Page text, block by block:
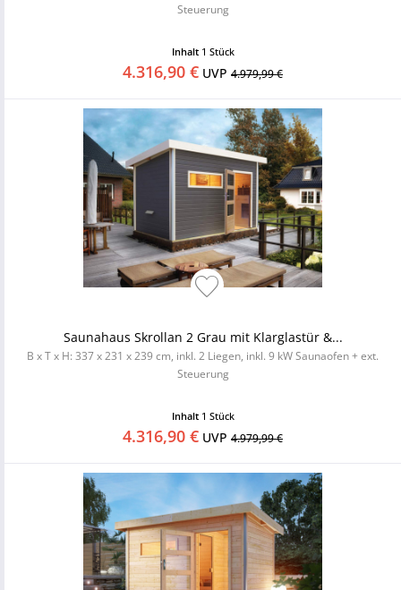
Steuerung
Inhalt 1 Stück
4.316,90 € UVP 4.979,99 €
Saunahaus Skrollan 2 Grau mit Klarglastür &...
B x T x H: 337 x 231 x 239 cm, inkl. 2 Liegen, inkl. 9 kW Saunaofen + ext.
Steuerung
Inhalt 1 Stück
4.316,90 € UVP 4.979,99 €